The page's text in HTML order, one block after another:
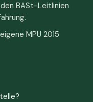
BASt-Leitlinien
eigene MPU 2015